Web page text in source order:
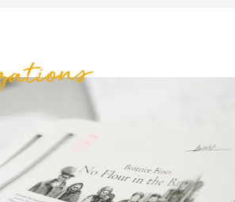
格
校教諭一種免許状「英語」
の「広告」を題材に人種
言語や文化・社会など多